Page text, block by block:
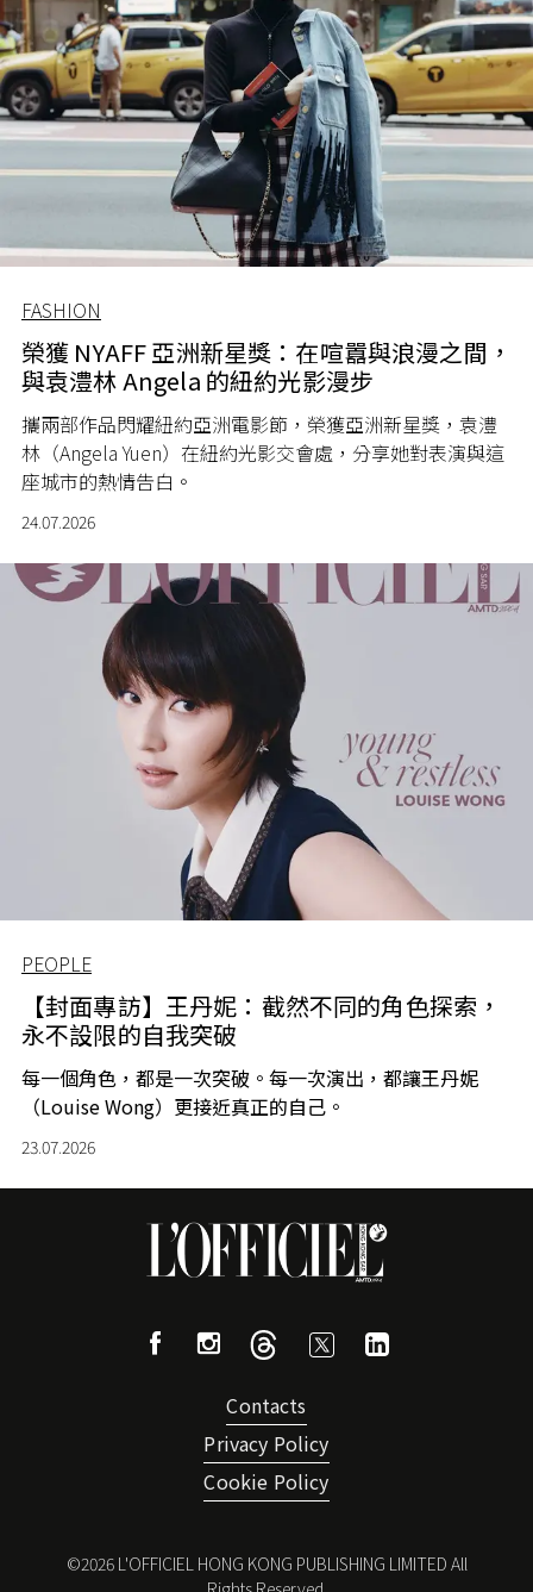
FASHION
榮獲 NYAFF 亞洲新星獎：在喧囂與浪漫之間，
與袁澧林 Angela 的紐約光影漫步
攜兩部作品閃耀紐約亞洲電影節，榮獲亞洲新星獎，袁澧
林（Angela Yuen）在紐約光影交會處，分享她對表演與這
座城市的熱情告白。
24.07.2026
PEOPLE
【封面專訪】王丹妮：截然不同的角色探索，
永不設限的自我突破
每一個角色，都是一次突破。每一次演出，都讓王丹妮
（Louise Wong）更接近真正的自己。
23.07.2026
Contacts
Privacy Policy
Cookie Policy
©2026L'OFFICIEL HONG KONG PUBLISHING LIMITED All